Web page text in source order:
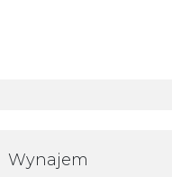
Wynajem